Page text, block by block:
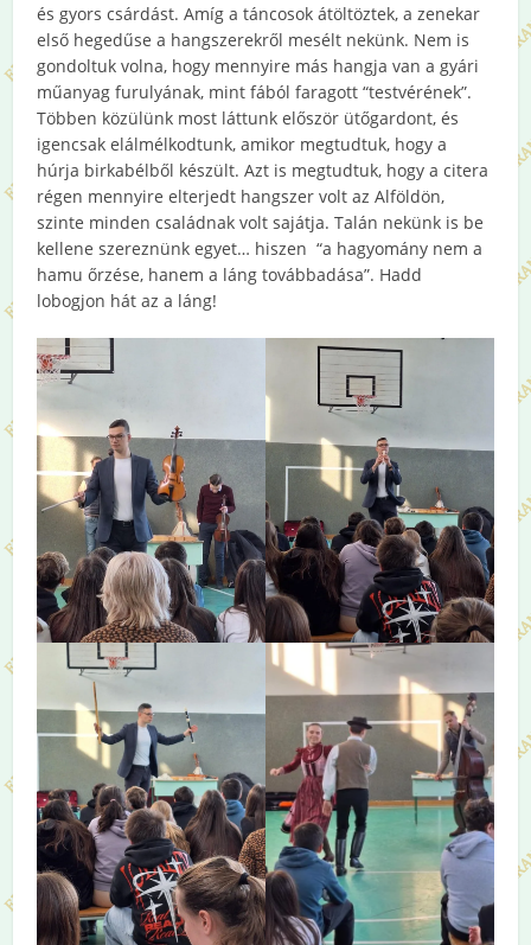
és gyors csárdást. Amíg a táncosok átöltöztek, a zenekar
első hegedűse a hangszerekről mesélt nekünk. Nem is
gondoltuk volna, hogy mennyire más hangja van a gyári
műanyag furulyának, mint fából faragott “testvérének”.
Többen közülünk most láttunk először ütőgardont, és
igencsak elálmélkodtunk, amikor megtudtuk, hogy a
húrja birkabélből készült. Azt is megtudtuk, hogy a citera
régen mennyire elterjedt hangszer volt az Alföldön,
szinte minden családnak volt sajátja. Talán nekünk is be
kellene szereznünk egyet… hiszen “a hagyomány nem a
hamu őrzése, hanem a láng továbbadása”. Hadd
lobogjon hát az a láng!